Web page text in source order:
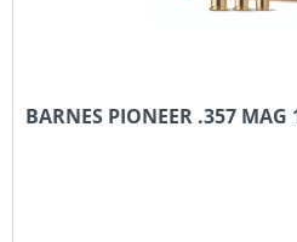
BARNES PIONEER .357 MAG